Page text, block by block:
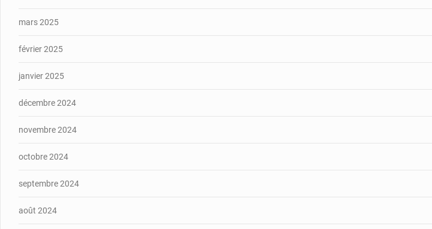
mars 2025
février 2025
janvier 2025
décembre 2024
novembre 2024
octobre 2024
septembre 2024
août 2024